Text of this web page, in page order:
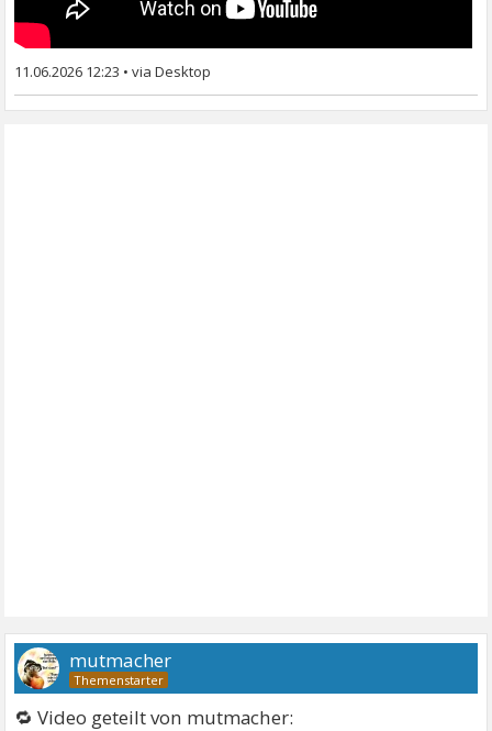
11.06.2026 12:23 •
mutmacher
🔁 Video geteilt von mutmacher: